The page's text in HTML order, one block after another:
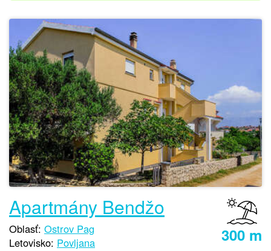
300 m
Apartmány Bendžo
Oblasť: Ostrov Pag
Letovisko: Povljana